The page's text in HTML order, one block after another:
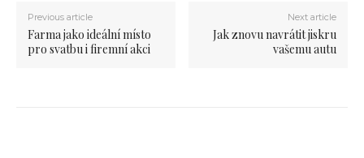
Previous article
Farma jako ideální místo
pro svatbu i firemní akci
Next article
Jak znovu navrátit jiskru
vašemu autu